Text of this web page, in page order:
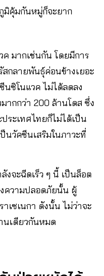
มิคุ้มกันหมู่ก็จะยาก
มากเช่นกัน โดยมีการ
กลายพันธุ์ค่อนข้างเยอะ
ซิโนแวค ไม่ได้ลดลง
ากกว่า 200 ล้านโดส ซึ่ง
ระเทศไทยก็ไม่ได้เป็น
นวัคซีนเสริมในภาวะที่
งจะฉีดเร็ว ๆ นี้ เป็นล็อต
ความปลอดภัยนั้น ผู้
เซเนกา ดังนั้น ไม่ว่าจะ
นเดียวกันหมด